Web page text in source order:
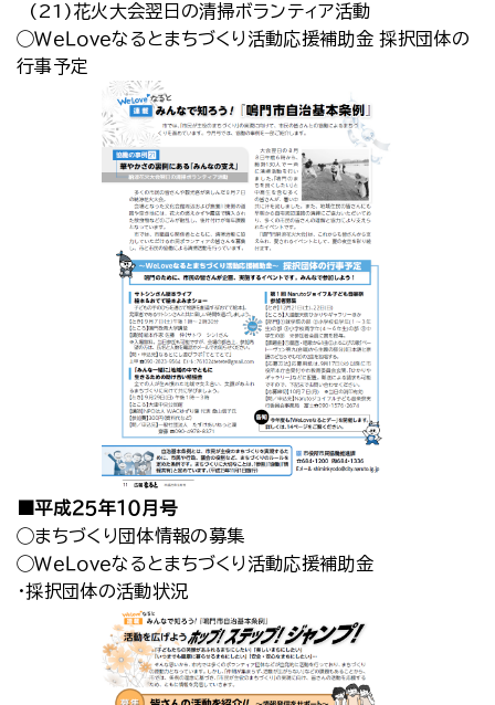
(21)花火大会翌日の清掃ボランティア活動
◯ＷｅＬｏｖｅなるとまちづくり活動応援補助金 採択団体の
行事予定
■平成２５年１０月号
◯まちづくり団体情報の募集
◯ＷｅＬｏｖｅなるとまちづくり活動応援補助金
・採択団体の活動状況